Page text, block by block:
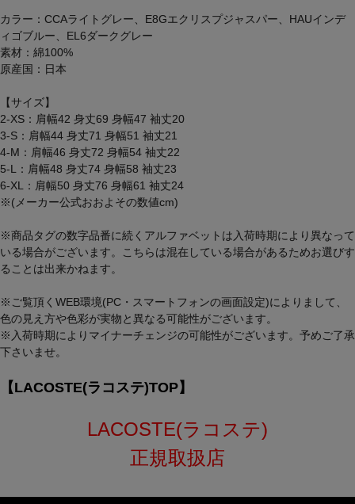
カラー：CCAライトグレー、E8Gエクリスプジャスパー、HAUインデ
ィゴブルー、EL6ダークグレー
素材：綿100%
原産国：日本
【サイズ】
2-XS：肩幅42 身丈69 身幅47 袖丈20
3-S：肩幅44 身丈71 身幅51 袖丈21
4-M：肩幅46 身丈72 身幅54 袖丈22
5-L：肩幅48 身丈74 身幅58 袖丈23
6-XL：肩幅50 身丈76 身幅61 袖丈24
※(メーカー公式おおよその数値cm)
※商品タグの数字品番に続くアルファベットは入荷時期により異なって
いる場合がございます。こちらは混在している場合があるためお選びす
ることは出来かねます。
※ご覧頂くWEB環境(PC・スマートフォンの画面設定)によりまして、
色の見え方や色彩が実物と異なる可能性がございます。
※入荷時期によりマイナーチェンジの可能性がございます。予めご了承
下さいませ。
【LACOSTE(ラコステ)TOP】
LACOSTE(ラコステ)
正規取扱店